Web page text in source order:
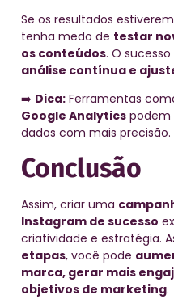
Se os resultados
tenha medo de testar
os conteúdos. O
análise contínua e
➡️ Dica: Ferramentas
Google Analytics podem
dados com mais precisão.
Conclusão
Assim, criar uma
Instagram de sucesso
criatividade e estratégia.
etapas, você pode
marca, gerar mais
objetivos de marketing.